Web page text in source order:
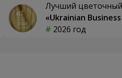
Лучший
«Ukrainian
2026 год